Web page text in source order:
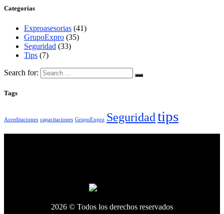
Categorías
Exproasesorias (41)
GrupoExpro (35)
Seguridad (33)
Tips (7)
Search for:
Tags
Acreditaciones capacitaciones GrupoExpro Seguridadtips
2026 © Todos los derechos reservados